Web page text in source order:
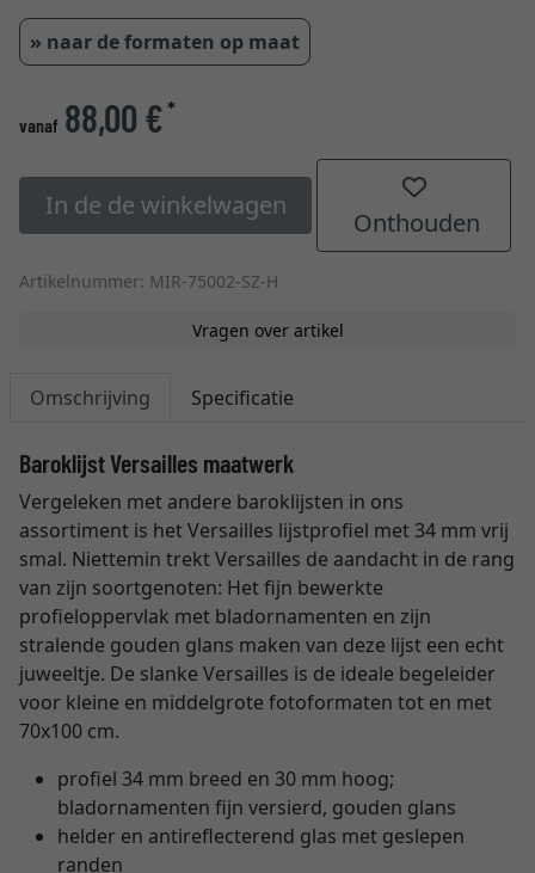
» naar de formaten op maat
vanaf 88,00 €*
In de de winkelwagen
Onthouden
Artikelnummer: MIR-75002-SZ-H
Vragen over artikel
Omschrijving Specificatie
Baroklijst Versailles maatwerk
Vergeleken met andere baroklijsten in ons
assortiment is het Versailles lijstprofiel met 34 mm vrij
smal. Niettemin trekt Versailles de aandacht in de rang
van zijn soortgenoten: Het fijn bewerkte
profieloppervlak met bladornamenten en zijn
stralende gouden glans maken van deze lijst een echt
juweeltje. De slanke Versailles is de ideale begeleider
voor kleine en middelgrote fotoformaten tot en met
70x100 cm.
profiel 34 mm breed en 30 mm hoog;
bladornamenten fijn versierd, gouden glans
helder en antireflecterend glas met geslepen
randen